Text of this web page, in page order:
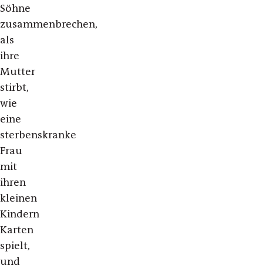
Söhne
zusammenbrechen,
als
ihre
Mutter
stirbt,
wie
eine
sterbenskranke
Frau
mit
ihren
kleinen
Kindern
Karten
spielt,
und